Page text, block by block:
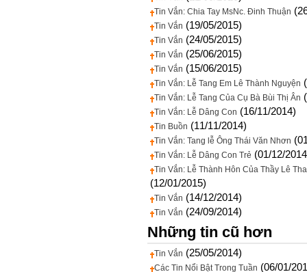
Tin Vắn: Chia Tay MsNc. Đinh Thuận
Tin Vắn (19/05/2015)
Tin Vắn (24/05/2015)
Tin Vắn (25/06/2015)
Tin Vắn (15/06/2015)
Tin Vắn: Lễ Tang Em Lê Thành Nguyện
Tin Vắn: Lễ Tang Của Cụ Bà Bùi Thị Ân
Tin Vắn: Lễ Dâng Con (16/11/2014)
Tin Buồn (11/11/2014)
Tin Vắn: Tang lễ Ông Thái Văn Nhơn
Tin Vắn: Lễ Dâng Con Trẻ (01/12/
Tin Vắn: Lễ Thành Hôn Của Thầy Lê
(12/01/2015)
Tin Vắn (14/12/2014)
Tin Vắn (24/09/2014)
Những tin cũ hơn
Tin Vắn (25/05/2014)
Các Tin Nổi Bật Trong Tuần (06/01/